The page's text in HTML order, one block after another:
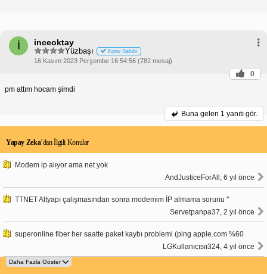
İ inceoktay
Yüzbaşı Konu Sahibi
16 Kasım 2023 Perşembe 16:54:56 (782 mesaj)
0
pm attım hocam şimdi
Buna gelen 1 yanıtı gör.
Yapay Zeka’dan İlgili Konular
Modem ip alıyor ama net yok
AndJusticeForAll, 6 yıl önce
TTNET Altyapı çalışmasından sonra modemim İP almama sorunu ''
Servetpanpa37, 2 yıl önce
superonline fiber her saatte paket kaybı problemi (ping apple.com %60
LGKullanıcısıı324, 4 yıl önce